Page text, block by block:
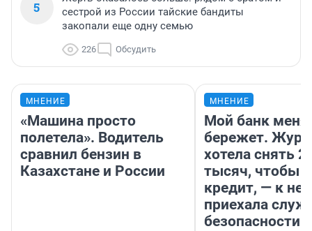
5
сестрой из России тайские бандиты
закопали еще одну семью
226 Обсудить
МНЕНИЕ
«Машина просто
полетела». Водитель
сравнил бензин в
Казахстане и России
МНЕНИЕ
Мой банк меня
бережет.
хотела снять
тысяч, чтобы
кредит, — к
приехала
безопасности